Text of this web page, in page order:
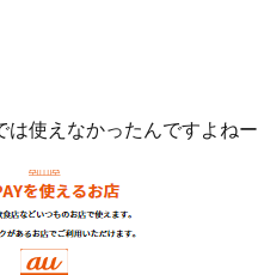
使えなかったんですよねー